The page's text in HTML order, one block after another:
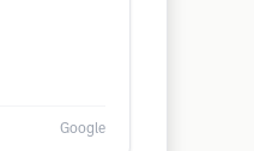
Google